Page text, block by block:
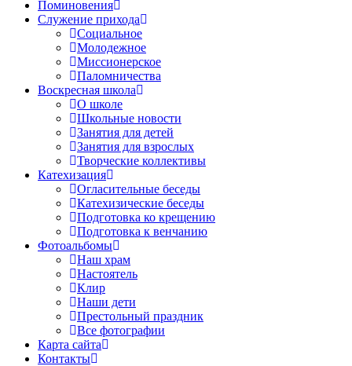
Поминовения
Служение прихода
Социальное
Молодежное
Миссионерское
Паломничества
Воскресная школа
О школе
Школьные новости
Занятия для детей
Занятия для взрослых
Творческие коллективы
Катехизация
Огласительные беседы
Катехизические беседы
Подготовка ко крещению
Подготовка к венчанию
Фотоальбомы
Наш храм
Настоятель
Клир
Наши дети
Престольный праздник
Все фотографии
Карта сайта
Контакты